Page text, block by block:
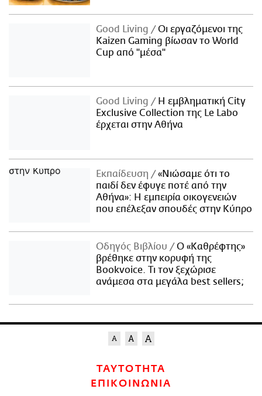
Good Living
Οι εργαζόμενοι της
Kaizen Gaming βίωσαν το World
Cup από "μέσα"
Good Living
Η εμβληματική City
Exclusive Collection της Le Labo
έρχεται στην Αθήνα
Εκπαίδευση
«Νιώσαμε ότι το
παιδί δεν έφυγε ποτέ από την
Αθήνα»: Η εμπειρία οικογενειών
που επέλεξαν σπουδές στην Κύπρο
Οδηγός Βιβλίου
Ο «Καθρέφτης»
βρέθηκε στην κορυφή της
Bookvoice. Τι τον ξεχώρισε
ανάμεσα στα μεγάλα best sellers;
ΤΑΥΤΟΤΗΤΑ
ΕΠΙΚΟΙΝΩΝΙΑ